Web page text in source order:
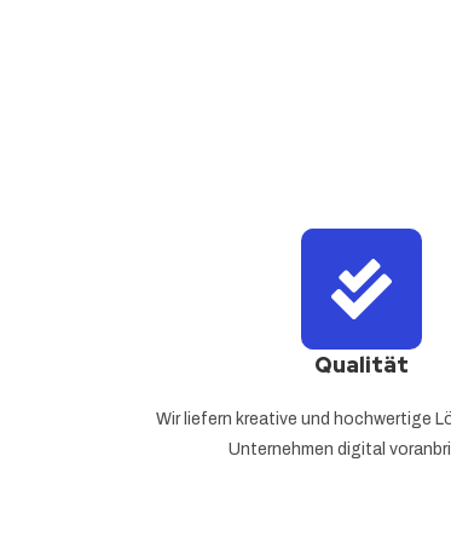
Qualität
Wir liefern kreative und hochwertige
Unternehmen digital